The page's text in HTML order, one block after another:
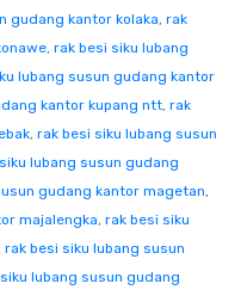
gudang kantor kolaka, rak
, rak besi siku lubang
lubang susun gudang kantor
kantor kupang ntt, rak
, rak besi siku lubang susun
lubang susun gudang
gudang kantor magetan,
majalengka, rak besi siku
rak besi siku lubang susun
lubang susun gudang